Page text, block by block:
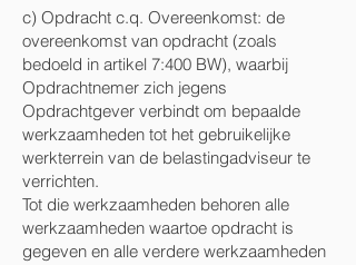
c) Opdracht c.q. Overeenkomst: de
overeenkomst van opdracht (zoals
bedoeld in artikel 7:400 BW), waarbij
Opdrachtnemer zich jegens
Opdrachtgever verbindt om bepaalde
werkzaamheden tot het gebruikelijke
werkterrein van de belastingadviseur te
verrichten.
Tot die werkzaamheden behoren alle
werkzaamheden waartoe opdracht is
gegeven en alle verdere werkzaamheden